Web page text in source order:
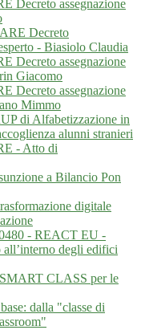
Decreto assegnazione
Decreto
- Biasiolo Claudia
Decreto assegnazione
Giacomo
Decreto assegnazione
Mimmo
di Alfabetizzazione in
alunni stranieri
- Atto di
a Bilancio Pon
digitale
- REACT EU -
all’interno degli edifici
CLASS per le
dalla "classe di